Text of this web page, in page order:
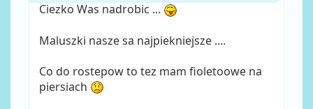
Ciezko Was nadrobic ...
Maluszki nasze sa najpiekniejsze ....
Co do rostepow to tez mam fioletoowe na
piersiach